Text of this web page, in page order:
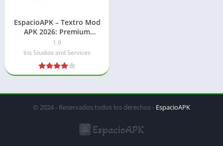
EspacioAPK – Textro Mod
APK 2026: Premium
desbloqueado
1.9
Iris Studios and Services
© 2024 - Reservados todos los derechos - EspacioAPK